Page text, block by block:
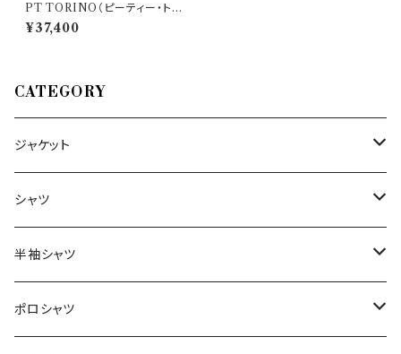
PT TORINO（ピーティー・トリ
ノ） パンツ CP DF01Z00MO
B 26573
¥37,400
CATEGORY
ジャケット
～44/S
46/M
48/L
シャツ
～44/S
46/M
半袖シャツ
～44/S
ポロシャツ